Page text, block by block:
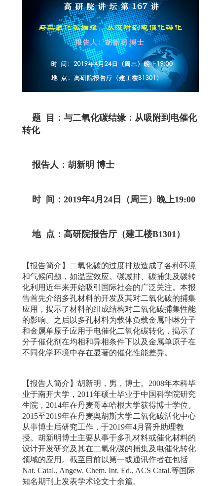
题 目：与二氧化碳结缘：从吸附到电催化
转化
报告人：胡新明 博士
时 间：2019年4月24日（周三）晚上19:00
地 点：高研院报告厅（建工楼B1301）
【报告简介】
二氧化碳的过度排放造成了各种环境
和气候问题，如温室效应。碳减排、碳捕集及碳转
化利用近年来开始吸引国际社会的广泛关注。本报
告首先介绍多孔材料的开发及其对二氧化碳的捕集
应用，揭示了材料的组成结构对二氧化碳捕集性能
的影响。之后以多孔材料为载体负载金属卟啉分子
和金属单原子应用于电催化二氧化碳转化，揭示了
分子催化剂在均相和异相条件下以及金属单原子在
不同化学环境中存在显著的催化性能差异。
【报告人简介】 胡新明，男，博士。2008年本科毕
业于南开大学，2011年硕士毕业于中国科学院研究
生院，2014年在丹麦哥本哈根大学获得博士学位。
2015至2019年在丹麦奥胡斯大学二氧化碳活化中心
从事博士后研究工作，于2019年4月晋升助理教
授。胡新明博士主要从事于多孔材料或催化材料的
设计开发研究及其在二氧化碳的捕集及电催化转化
领域的应用。截至目前以第一或通讯作者在包括
Nat. Catal., Angew. Chem. Int. Ed., ACS Catal.等国际
知名期刊上发表学术论文十余篇。